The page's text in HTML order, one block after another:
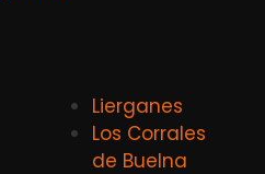
Lierganes
Los Corrales
de Buelna